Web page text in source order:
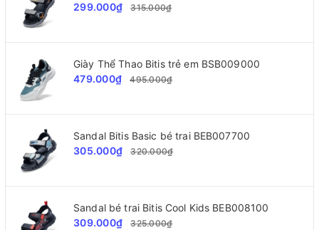
299.000₫
315.000₫
Giày Thể Thao Bitis trẻ em BSB009000
479.000₫
495.000₫
Sandal Bitis Basic bé trai BEB007700
305.000₫
320.000₫
Sandal bé trai Bitis Cool Kids BEB008100
309.000₫
325.000₫